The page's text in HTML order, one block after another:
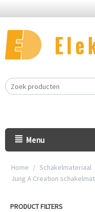
Menu
Home / Schakelmateriaal
Jung A Creation
PRODUCT FILTERS